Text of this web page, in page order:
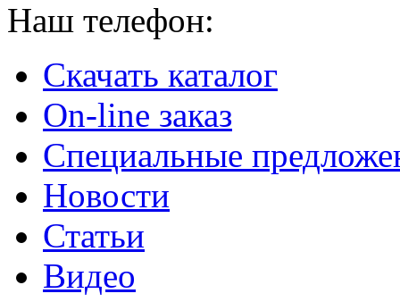
Наш телефон:
Скачать каталог
On-line заказ
Специальные
Новости
Статьи
Видео